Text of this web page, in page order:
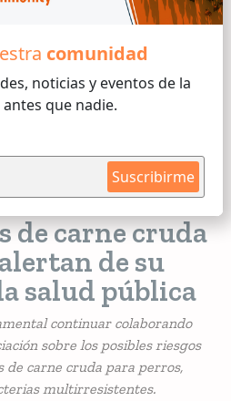
comunidad
noticias y eventos de la
que nadie.
Suscribirme
de carne cruda
de su
salud pública
continuar colaborando
sobre los posibles riesgos
de carne cruda para perros,
multirresistentes.